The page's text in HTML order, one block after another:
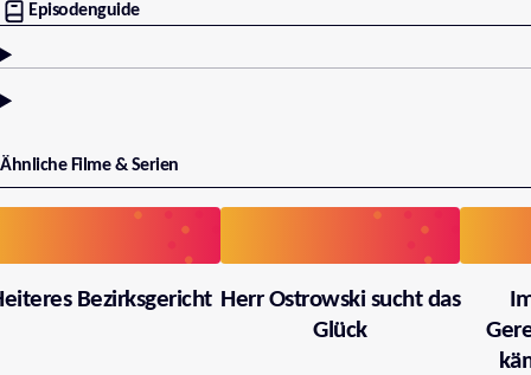
Episodenguide
Ähnliche Filme & Serien
Bezirksgericht Herr Ostrowski sucht das
Glück